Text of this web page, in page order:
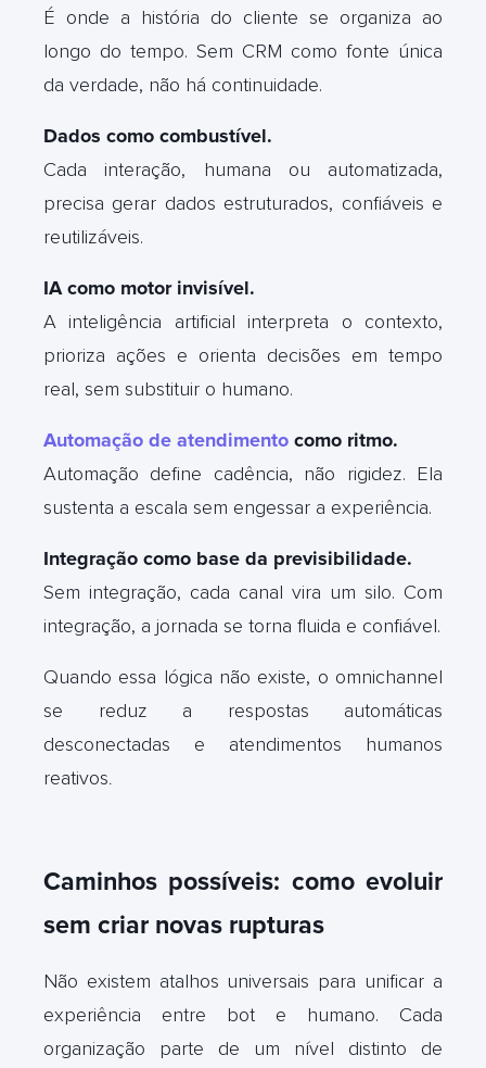
É onde a história do cliente se organiza ao
longo do tempo. Sem CRM como fonte única
da verdade, não há continuidade.
Dados como combustível.
Cada interação, humana ou automatizada,
precisa gerar dados estruturados, confiáveis e
reutilizáveis.
IA como motor invisível.
A inteligência artificial interpreta o contexto,
prioriza ações e orienta decisões em tempo
real, sem substituir o humano.
Automação de atendimento como ritmo.
Automação define cadência, não rigidez. Ela
sustenta a escala sem engessar a experiência.
Integração como base da previsibilidade.
Sem integração, cada canal vira um silo. Com
integração, a jornada se torna fluida e confiável.
Quando essa lógica não existe, o omnichannel
se reduz a respostas automáticas
desconectadas e atendimentos humanos
reativos.
Caminhos possíveis: como evoluir
sem criar novas rupturas
Não existem atalhos universais para unificar a
experiência entre bot e humano. Cada
organização parte de um nível distinto de